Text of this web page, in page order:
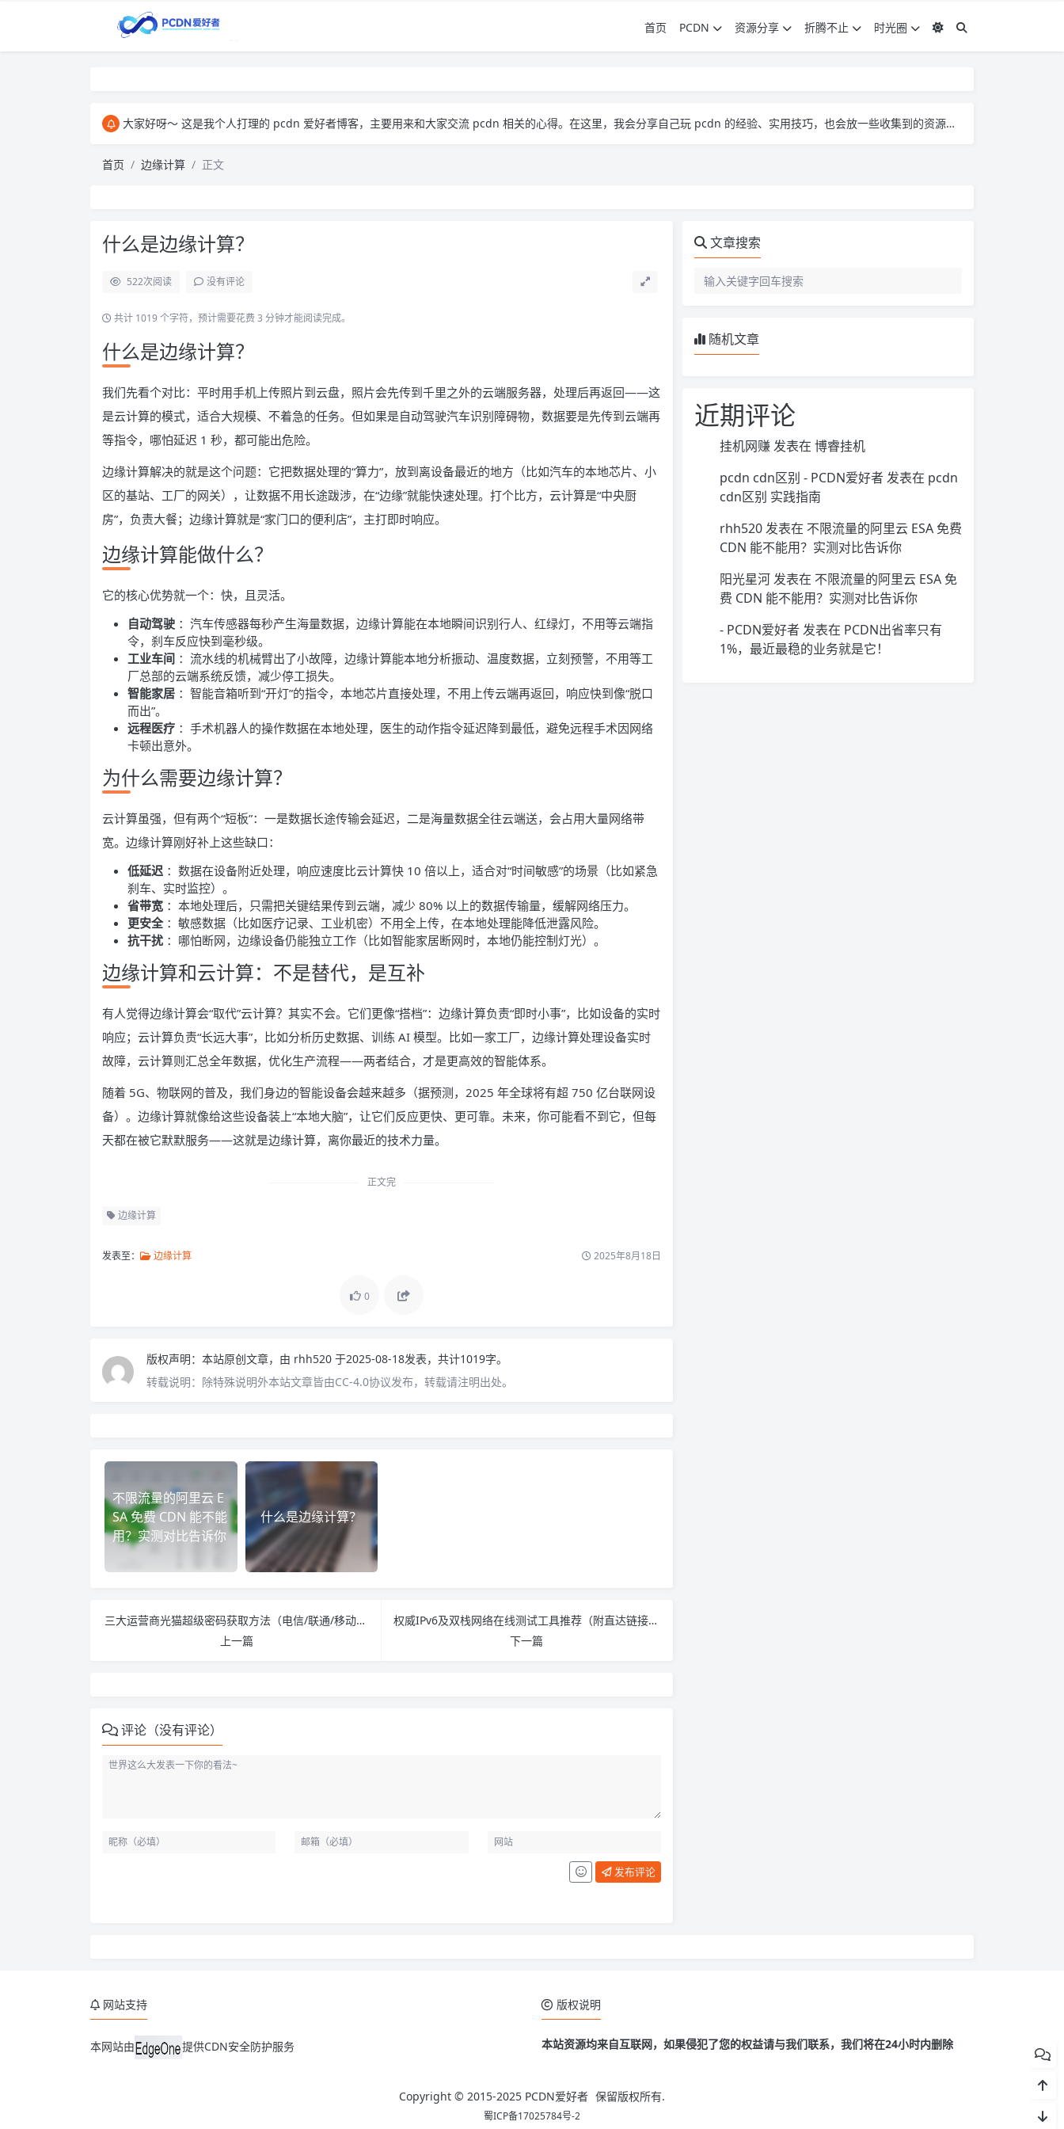
首页 PCDN 资源分享 折腾不止 时光圈
大家好呀～ 这是我个人打理的 pcdn 爱好者博客，主要用来和大家交流 pcdn 相关的心得。​ 在这里，我会分享自己玩 pcdn 的经验、实用技巧，也会放一些收集到的资源。大家有啥想法、问题都能来这儿聊，一起琢磨怎么把 pcdn 玩得更顺～
首页 边缘计算 正文
什么是边缘计算？
522次阅读 没有评论
共计 1019 个字符，预计需要花费 3 分钟才能阅读完成。
什么是边缘计算？
我们先看个对比：平时用手机上传照片到云盘，照片会先传到千里之外的云端服务器，处理后再返回——这
是云计算的模式，适合大规模、不着急的任务。但如果是自动驾驶汽车识别障碍物，数据要是先传到云端再
等指令，哪怕延迟 1 秒，都可能出危险。
边缘计算解决的就是这个问题：它把数据处理的“算力”，放到离设备最近的地方（比如汽车的本地芯片、小
区的基站、工厂的网关），让数据不用长途跋涉，在“边缘”就能快速处理。打个比方，云计算是“中央厨
房”，负责大餐；边缘计算就是“家门口的便利店”，主打即时响应。
边缘计算能做什么？
它的核心优势就一个：快，且灵活。
自动驾驶 ：汽车传感器每秒产生海量数据，边缘计算能在本地瞬间识别行人、红绿灯，不用等云端指
令，刹车反应快到毫秒级。
工业车间 ：流水线的机械臂出了小故障，边缘计算能本地分析振动、温度数据，立刻预警，不用等工
厂总部的云端系统反馈，减少停工损失。
智能家居 ：智能音箱听到“开灯”的指令，本地芯片直接处理，不用上传云端再返回，响应快到像“脱口
而出”。
远程医疗 ：手术机器人的操作数据在本地处理，医生的动作指令延迟降到最低，避免远程手术因网络
卡顿出意外。
为什么需要边缘计算？
云计算虽强，但有两个“短板”：一是数据长途传输会延迟，二是海量数据全往云端送，会占用大量网络带
宽。边缘计算刚好补上这些缺口：
低延迟 ：数据在设备附近处理，响应速度比云计算快 10 倍以上，适合对“时间敏感”的场景（比如紧急
刹车、实时监控）。
省带宽 ：本地处理后，只需把关键结果传到云端，减少 80% 以上的数据传输量，缓解网络压力。
更安全 ：敏感数据（比如医疗记录、工业机密）不用全上传，在本地处理能降低泄露风险。
抗干扰 ：哪怕断网，边缘设备仍能独立工作（比如智能家居断网时，本地仍能控制灯光）。
边缘计算和云计算：不是替代，是互补
有人觉得边缘计算会“取代”云计算？其实不会。它们更像“搭档”：边缘计算负责“即时小事”，比如设备的实时
响应；云计算负责“长远大事”，比如分析历史数据、训练 AI 模型。比如一家工厂，边缘计算处理设备实时
故障，云计算则汇总全年数据，优化生产流程——两者结合，才是更高效的智能体系。
随着 5G、物联网的普及，我们身边的智能设备会越来越多（据预测，2025 年全球将有超 750 亿台联网设
备）。边缘计算就像给这些设备装上“本地大脑”，让它们反应更快、更可靠。未来，你可能看不到它，但每
天都在被它默默服务——这就是边缘计算，离你最近的技术力量。
正文完
边缘计算
发表至： 边缘计算 2025年8月18日
0
版权声明： 本站原创文章，由 rhh520 于2025-08-18发表，共计1019字。
转载说明： 除特殊说明外本站文章皆由CC-4.0协议发布，转载请注明出处。
不限流量的阿里云 E
SA 免费 CDN 能不能
用？实测对比告诉你
什么是边缘计算？
三大运营商光猫超级密码获取方法（电信/联通/移动通用教程）
上一篇
权威IPv6及双栈网络在线测试工具推荐（附直达链接）
下一篇
评论（没有评论）
发布评论
文章搜索
随机文章
近期评论
挂机网赚发表在 博睿挂机
pcdn cdn区别 - PCDN爱好者发表在 pcdn
cdn区别 实践指南
rhh520发表在 不限流量的阿里云 ESA 免费
CDN 能不能用？实测对比告诉你
阳光星河发表在 不限流量的阿里云 ESA 免
费 CDN 能不能用？实测对比告诉你
- PCDN爱好者发表在 PCDN出省率只有
1%，最近最稳的业务就是它！
网站支持
本网站由 提供CDN安全防护服务
版权说明
本站资源均来自互联网，如果侵犯了您的权益请与我们联系，我们将在24小时内删除
Copyright © 2015-2025 PCDN爱好者 保留版权所有.
蜀ICP备17025784号-2